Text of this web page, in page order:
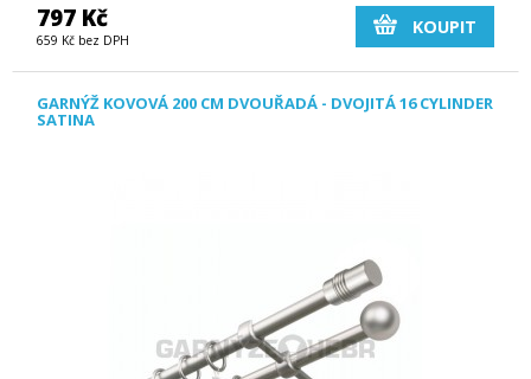
797 Kč
659 Kč bez DPH
KOUPIT
GARNÝŽ KOVOVÁ 200 CM DVOUŘADÁ - DVOJITÁ 16 CYLINDER
SATINA